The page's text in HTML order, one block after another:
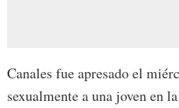
Canales fue apresado el
sexualmente a una joven en